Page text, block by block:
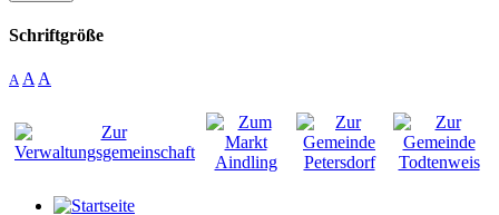
Schriftgröße
A A A